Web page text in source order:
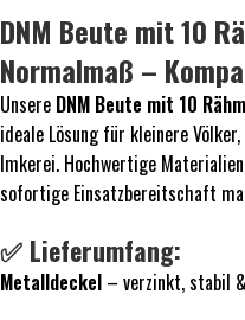
DNM Beute mit 10
Normalmaß –
Unsere DNM Beute mit 10
ideale Lösung für kleinere
Imkerei. Hochwertige
sofortige Einsatzbereitschaft
✅ Lieferumfang:
Metalldeckel – verzinkt, stabil